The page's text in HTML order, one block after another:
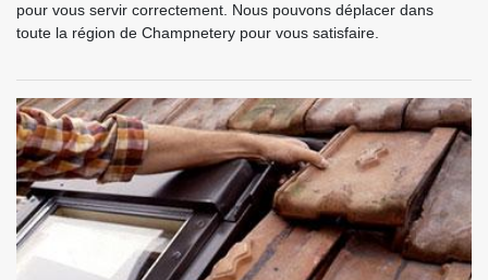
pour vous servir correctement. Nous pouvons déplacer dans
toute la région de Champnetery pour vous satisfaire.